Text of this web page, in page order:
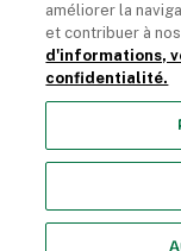
Domtar Corporation
Termes et Conditions
améliorer la
et contribuer à
d'informations,
confidentialité.